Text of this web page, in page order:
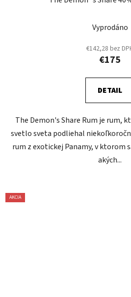
Vyprodáno
€142,28 bez
€175
DETAIL
The Demon's Share Rum je rum,
svetlo sveta podliehal
rum z exotickej Panamy, v ktorom
akých...
AKCIA